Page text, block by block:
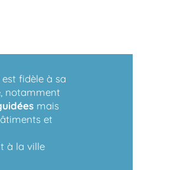
fidèle à sa
notamment
mais
et
à la ville